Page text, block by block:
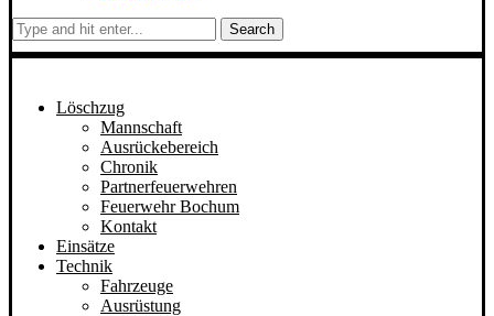
Search
Löschzug
Mannschaft
Ausrückebereich
Chronik
Partnerfeuerwehren
Feuerwehr Bochum
Kontakt
Einsätze
Technik
Fahrzeuge
Ausrüstung